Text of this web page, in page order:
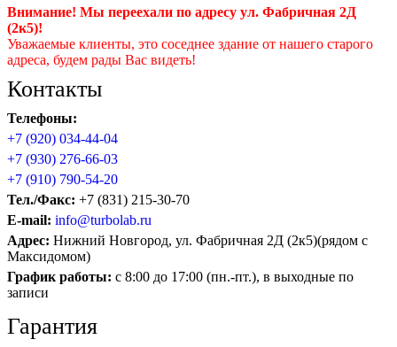
Внимание! Мы переехали по адресу ул. Фабричная 2Д
(2к5)!
Уважаемые клиенты, это соседнее здание от нашего старого
адреса, будем рады Вас видеть!
Контакты
Телефоны:
+7 (920) 034-44-04
+7 (930) 276-66-03
+7 (910) 790-54-20
Тел./Факс: +7 (831) 215-30-70
E-mail: info@turbolab.ru
Адрес: Нижний Новгород, ул. Фабричная 2Д (2к5)(рядом с
Максидомом)
График работы: с 8:00 до 17:00 (пн.-пт.), в выходные по
записи
Гарантия